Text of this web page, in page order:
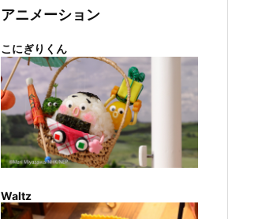
ー
アニメーション
こにぎりくん
Waltz